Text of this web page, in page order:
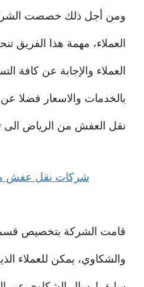
ومن أجل ذلك خصصت
العملاء، مهمة هذا الفريق
العملاء والإجابة عن كافة
بالخدمات والاسعار فضلا
نقل العفش من الرياض الى
شركات نقل عفش
قامت الشركة بتخصيص
والشكاوي، يمكن للعملاء